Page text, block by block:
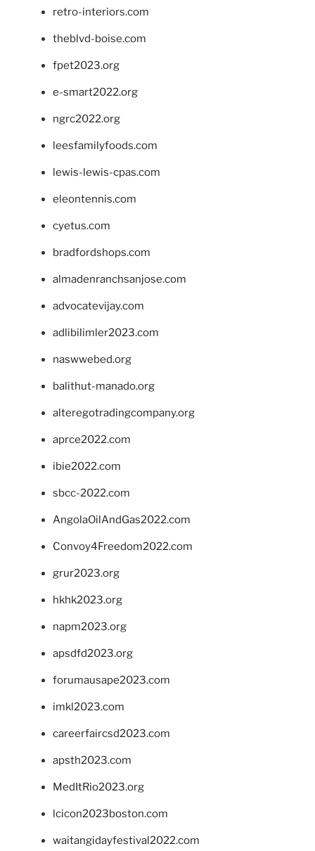
retro-interiors.com
theblvd-boise.com
fpet2023.org
e-smart2022.org
ngrc2022.org
leesfamilyfoods.com
lewis-lewis-cpas.com
eleontennis.com
cyetus.com
bradfordshops.com
almadenranchsanjose.com
advocatevijay.com
adlibilimler2023.com
naswwebed.org
balithut-manado.org
alteregotradingcompany.org
aprce2022.com
ibie2022.com
sbcc-2022.com
AngolaOilAndGas2022.com
Convoy4Freedom2022.com
grur2023.org
hkhk2023.org
napm2023.org
apsdfd2023.org
forumausape2023.com
imkl2023.com
careerfaircsd2023.com
apsth2023.com
MedItRio2023.org
lcicon2023boston.com
waitangidayfestival2022.com